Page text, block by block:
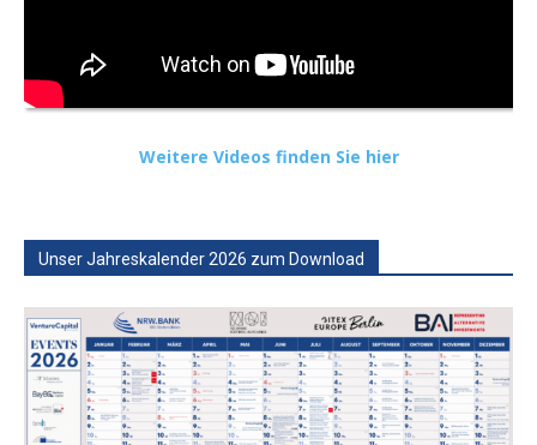
Weitere Videos finden Sie hier
Unser Jahreskalender 2026 zum Download